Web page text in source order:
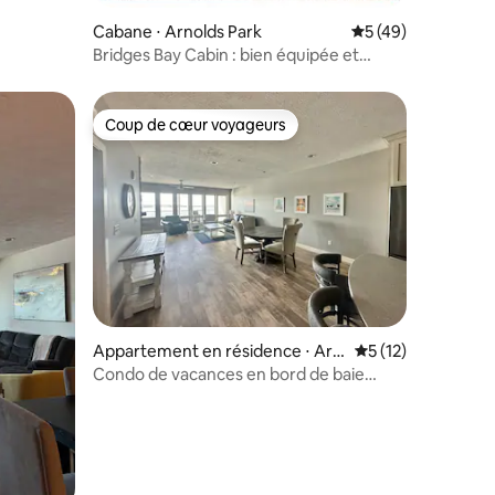
Cabane ⋅ Arnolds Park Évaluation
5 (49)
Bridges Bay Cabin : bien équipée et
: 4,98 sur 5
Coup de cœur voyageurs
Coup de cœur voyageurs
Appartement en résidence ⋅ Arn
olds Park
Évaluation
5 (12)
Condo de vacances en bord de baie